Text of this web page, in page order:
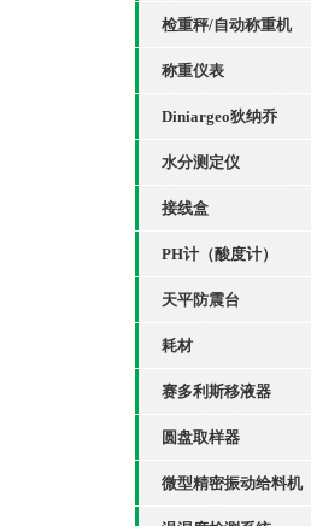
检重秤/自动称重机
称重仪表
Diniargeo狄纳乔
水分测定仪
接线盒
PH计（酸度计）
天平防震台
耗材
赛多利斯移液器
圆盘取样器
微型精密振动给料机